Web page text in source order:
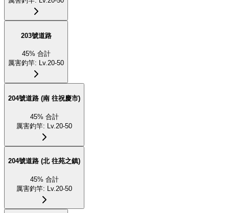
203號道路
45% 合計
厲害釣竿: Lv.20-50
204號道路 (南 往祝慶市)
45% 合計
厲害釣竿: Lv.20-50
204號道路 (北 往苑之鎮)
45% 合計
厲害釣竿: Lv.20-50